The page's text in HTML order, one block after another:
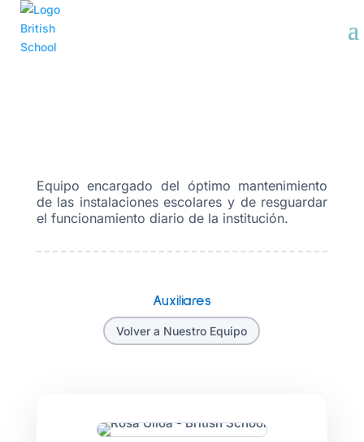
Equipo encargado del óptimo mantenimiento
de las instalaciones escolares y de resguardar
el funcionamiento diario de la institución.
Auxiliares
Volver a Nuestro Equipo